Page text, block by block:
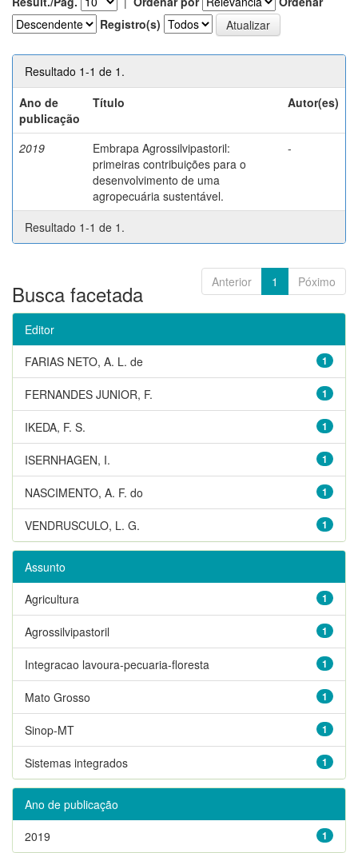
Registro(s)
Resultado 1-1 de 1.
Ano de
publicação
Título Autor(es)
2019
Embrapa Agrossilvipastoril:
primeiras contribuições para o
desenvolvimento de uma
agropecuária sustentável.
-
Resultado 1-1 de 1.
Anterior 1 Póximo
Busca facetada
Editor
1
FARIAS NETO, A. L. de
1
FERNANDES JUNIOR, F.
1
IKEDA, F. S.
1
ISERNHAGEN, I.
1
NASCIMENTO, A. F. do
1
VENDRUSCULO, L. G.
Assunto
1
Agricultura
1
Agrossilvipastoril
1
Integracao lavoura-pecuaria-floresta
1
Mato Grosso
1
Sinop-MT
1
Sistemas integrados
Ano de publicação
1
2019